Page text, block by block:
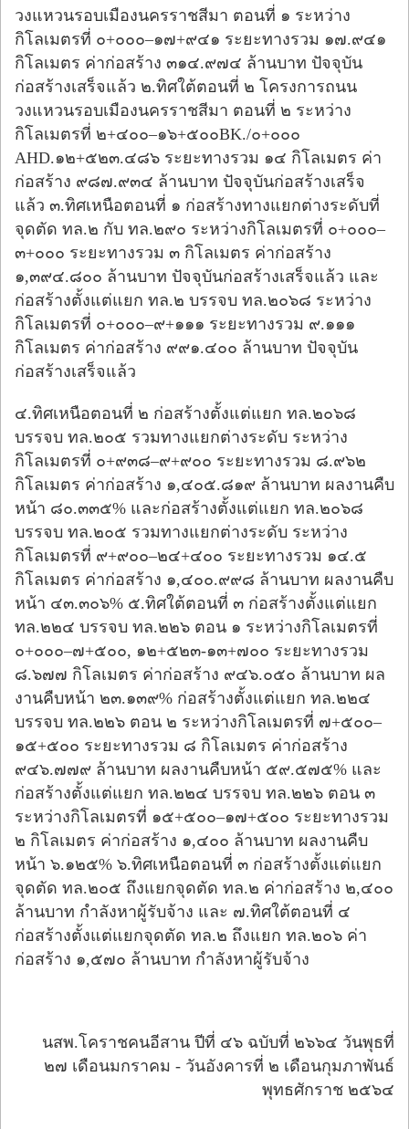
วงแหวนรอบเมืองนครราชสีมา ตอนที่ ๑ ระหว่าง
กิโลเมตรที่ ๐+๐๐๐–๑๗+๙๔๑ ระยะทางรวม ๑๗.๙๔๑
กิโลเมตร ค่าก่อสร้าง ๓๑๔.๙๗๔ ล้านบาท ปัจจุบัน
ก่อสร้างเสร็จแล้ว ๒.ทิศใต้ตอนที่ ๒ โครงการถนน
วงแหวนรอบเมืองนครราชสีมา ตอนที่ ๒ ระหว่าง
กิโลเมตรที่ ๒+๔๐๐–๑๖+๕๐๐BK./๐+๐๐๐
AHD.๑๒+๕๒๓.๔๘๖ ระยะทางรวม ๑๔ กิโลเมตร ค่า
ก่อสร้าง ๙๘๗.๙๓๔ ล้านบาท ปัจจุบันก่อสร้างเสร็จ
แล้ว ๓.ทิศเหนือตอนที่ ๑ ก่อสร้างทางแยกต่างระดับที่
จุดตัด ทล.๒ กับ ทล.๒๙๐ ระหว่างกิโลเมตรที่ ๐+๐๐๐–
๓+๐๐๐ ระยะทางรวม ๓ กิโลเมตร ค่าก่อสร้าง
๑,๓๙๔.๘๐๐ ล้านบาท ปัจจุบันก่อสร้างเสร็จแล้ว และ
ก่อสร้างตั้งแต่แยก ทล.๒ บรรจบ ทล.๒๐๖๘ ระหว่าง
กิโลเมตรที่ ๐+๐๐๐–๙+๑๑๑ ระยะทางรวม ๙.๑๑๑
กิโลเมตร ค่าก่อสร้าง ๙๙๑.๔๐๐ ล้านบาท ปัจจุบัน
ก่อสร้างเสร็จแล้ว
๔.ทิศเหนือตอนที่ ๒ ก่อสร้างตั้งแต่แยก ทล.๒๐๖๘
บรรจบ ทล.๒๐๕ รวมทางแยกต่างระดับ ระหว่าง
กิโลเมตรที่ ๐+๙๓๘–๙+๙๐๐ ระยะทางรวม ๘.๙๖๒
กิโลเมตร ค่าก่อสร้าง ๑,๔๐๕.๘๑๙ ล้านบาท ผลงานคืบ
หน้า ๘๐.๓๓๕% และก่อสร้างตั้งแต่แยก ทล.๒๐๖๘
บรรจบ ทล.๒๐๕ รวมทางแยกต่างระดับ ระหว่าง
กิโลเมตรที่ ๙+๙๐๐–๒๔+๔๐๐ ระยะทางรวม ๑๔.๕
กิโลเมตร ค่าก่อสร้าง ๑,๔๐๐.๙๙๘ ล้านบาท ผลงานคืบ
หน้า ๔๓.๓๐๖% ๕.ทิศใต้ตอนที่ ๓ ก่อสร้างตั้งแต่แยก
ทล.๒๒๔ บรรจบ ทล.๒๒๖ ตอน ๑ ระหว่างกิโลเมตรที่
๐+๐๐๐–๗+๕๐๐, ๑๒+๕๒๓-๑๓+๗๐๐ ระยะทางรวม
๘.๖๗๗ กิโลเมตร ค่าก่อสร้าง ๙๔๖.๐๕๐ ล้านบาท ผล
งานคืบหน้า ๒๓.๑๓๙% ก่อสร้างตั้งแต่แยก ทล.๒๒๔
บรรจบ ทล.๒๒๖ ตอน ๒ ระหว่างกิโลเมตรที่ ๗+๕๐๐–
๑๕+๕๐๐ ระยะทางรวม ๘ กิโลเมตร ค่าก่อสร้าง
๙๔๖.๗๗๙ ล้านบาท ผลงานคืบหน้า ๕๙.๕๗๕% และ
ก่อสร้างตั้งแต่แยก ทล.๒๒๔ บรรจบ ทล.๒๒๖ ตอน ๓
ระหว่างกิโลเมตรที่ ๑๕+๕๐๐–๑๗+๕๐๐ ระยะทางรวม
๒ กิโลเมตร ค่าก่อสร้าง ๑,๔๐๐ ล้านบาท ผลงานคืบ
หน้า ๖.๑๒๕% ๖.ทิศเหนือตอนที่ ๓ ก่อสร้างตั้งแต่แยก
จุดตัด ทล.๒๐๕ ถึงแยกจุดตัด ทล.๒ ค่าก่อสร้าง ๒,๔๐๐
ล้านบาท กำลังหาผู้รับจ้าง และ ๗.ทิศใต้ตอนที่ ๔
ก่อสร้างตั้งแต่แยกจุดตัด ทล.๒ ถึงแยก ทล.๒๐๖ ค่า
ก่อสร้าง ๑,๕๗๐ ล้านบาท กำลังหาผู้รับจ้าง
นสพ.โคราชคนอีสาน ปีที่ ๔๖ ฉบับที่ ๒๖๖๔ วันพุธที่
๒๗ เดือนมกราคม - วันอังคารที่ ๒ เดือนกุมภาพันธ์
พุทธศักราช ๒๕๖๔